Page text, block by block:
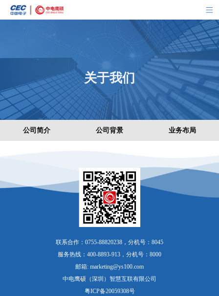
关于我们
公司简介 公司背景 业务布局
联系合作：0755-88820238，分机号：8045
服务热线：400-8893-913，分机号：8000
邮箱: marketing@ys100.com
中电鹰硕（深圳）智慧互联有限公司
粤ICP备20059308号